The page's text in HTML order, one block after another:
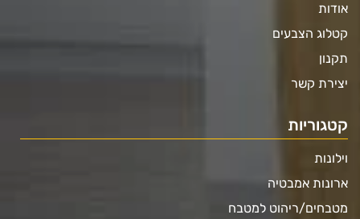
אודות
קטלוג הצבעים
תקנון
יצירת קשר
קטגוריות
וילונות
ארונות אמבטיה
מטבחים/ריהוט למטבח